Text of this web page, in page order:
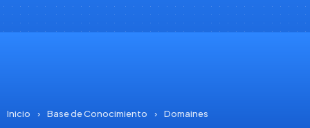
Inicio › Base de Conocimiento › Domaines